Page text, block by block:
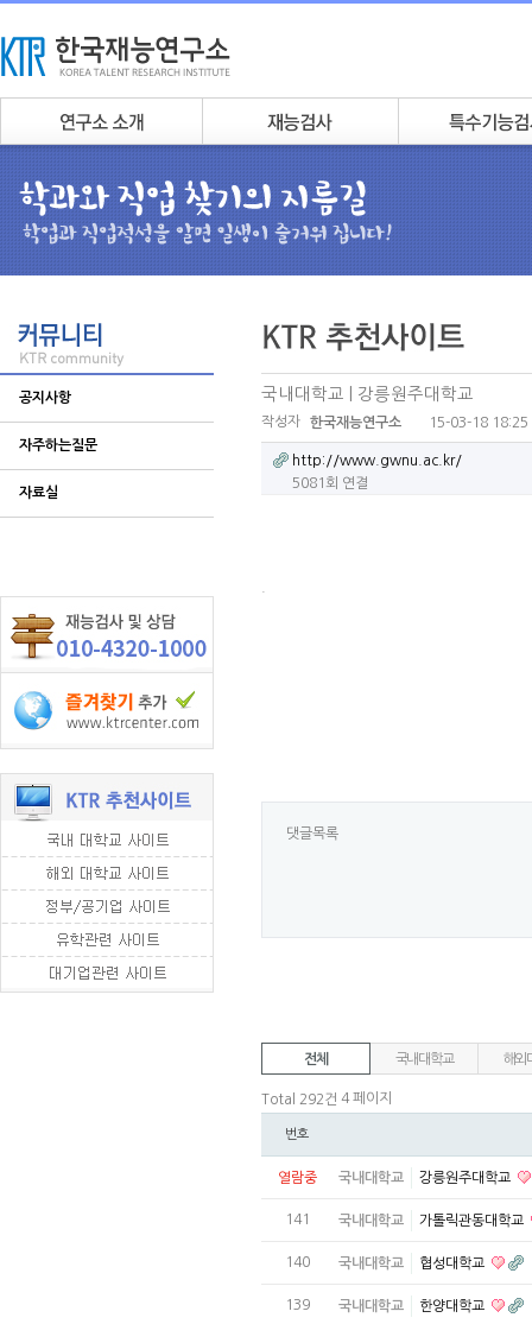
공지사항
자주하는질문
자료실
국내대학교 | 강릉원주대학교
작성자 한국재능연구소 15-03-18 18:25
http://www.gwnu.ac.kr/
5081회 연결
댓글목록
전체 국내대학교 해외
Total 292건 4 페이지
번호
열람중 국내대학교 강릉원주대학교
141 국내대학교 가톨릭관동대학교
140 국내대학교 협성대학교
139 국내대학교 한양대학교